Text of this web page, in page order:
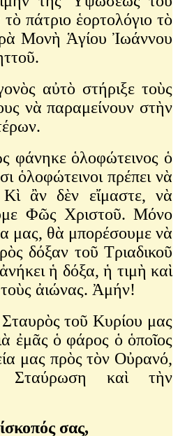
πάτριο ἑορτολόγιο τὸ
Μονὴ Ἁγίου Ἰωάννου
στήριξε τοὺς
νὰ παραμείνουν στὴν
ὁλοφώτεινος ὁ
ὁλοφώτεινοι πρέπει νὰ
Κὶ ἂν δὲν εἴμαστε, νὰ
Φῶς Χριστοῦ. Μόνο
μας, θὰ μπορέσουμε νὰ
δόξαν τοῦ Τριαδικοῦ
ἡ δόξα, ἡ τιμὴ καὶ
ἀιώνας. Ἀμήν!
τοῦ Κυρίου μας
ἐμᾶς ὁ φάρος ὁ ὁποῖος
μας πρὸς τὸν Οὐρανό,
καὶ τὴν
σας,